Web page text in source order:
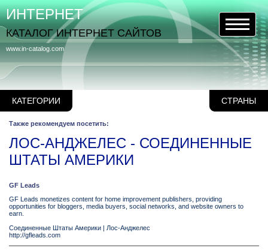
КАТЕГОРИИ СТРАНЫ
www.in-catalog.com
ИНТЕРНЕТ
КАТАЛОГ ИНТЕРНЕТ САЙТОВ
Также рекомендуем посетить:
ЛОС-АНДЖЕЛЕС - СОЕДИНЕННЫЕ
ШТАТЫ АМЕРИКИ
GF Leads
GF Leads monetizes content for home improvement publishers, providing
opportunities for bloggers, media buyers, social networks, and website owners to
earn.
Соединенные Штаты Америки | Лос-Анджелес
http://gfleads.com